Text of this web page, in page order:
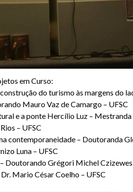
em Curso:
do turismo às margens do
Mauro Vaz de Camargo – UFSC
e a ponte Hercílio Luz –
Rios – UFSC
contemporaneidade – Doutoranda
Luna – UFSC
Doutorando Grégori Michel
Mario César Coelho – UFSC